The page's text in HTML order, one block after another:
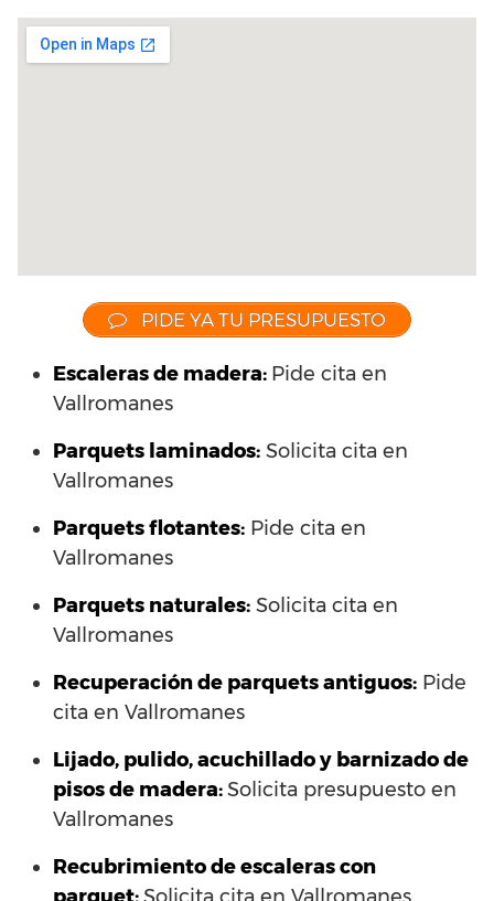
PIDE YA TU PRESUPUESTO
Escaleras de madera: Pide cita en
Vallromanes
Parquets laminados: Solicita cita en
Vallromanes
Parquets flotantes: Pide cita en
Vallromanes
Parquets naturales: Solicita cita en
Vallromanes
Recuperación de parquets antiguos: Pide
cita en Vallromanes
Lijado, pulido, acuchillado y barnizado de
pisos de madera:Solicita presupuesto en
Vallromanes
Recubrimiento de escaleras con